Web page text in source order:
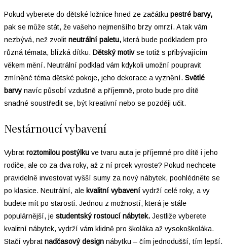
Pokud vyberete do dětské ložnice hned ze začátku pestré barvy,
pak se může stát, že vašeho nejmenšího brzy omrzí. A tak vám
nezbývá, než zvolit neutrální paletu, která bude podkladem pro
různá témata, blízká dítku. Dětský motivse totiž s přibývajícím
věkem mění. Neutrální podklad vám kdykoli umožní poupravit
zmíněné téma dětské pokoje, jeho dekorace a vyznění. Světlé
barvy navíc působí vzdušně a příjemně, proto bude pro dítě
snadné soustředit se, být kreativní nebo se později učit.
Nestárnoucí vybavení
Vybrat roztomilou postýlku ve tvaru auta je příjemné pro dítě i jeho
rodiče, ale co za dva roky, až z ní prcek vyroste? Pokud nechcete
pravidelně investovat vyšší sumy za nový nábytek, poohlédněte se
po klasice. Neutrální, ale kvalitní vybavení vydrží celé roky, a vy
budete mít po starosti. Jednou z možností, která je stále
populárnější, je studentský rostoucí nábytek. Jestliže vyberete
kvalitní nábytek, vydrží vám klidně pro školáka až vysokoškoláka.
Stačí vybrat nadčasový design nábytku – čím jednodušší, tím lepší.